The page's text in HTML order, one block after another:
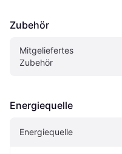
Zubehör
Mitgeliefertes
Zubehör
Energiequelle
Energiequelle